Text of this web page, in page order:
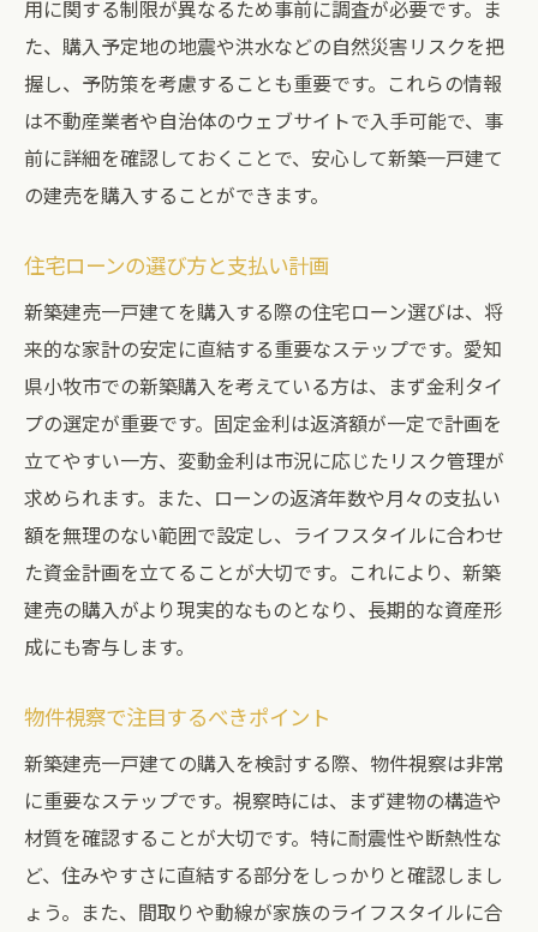
用に関する制限が異なるため事前に調査が必要です。ま
た、購入予定地の地震や洪水などの自然災害リスクを把
握し、予防策を考慮することも重要です。これらの情報
は不動産業者や自治体のウェブサイトで入手可能で、事
前に詳細を確認しておくことで、安心して新築一戸建て
の建売を購入することができます。
住宅ローンの選び方と支払い計画
新築建売一戸建てを購入する際の住宅ローン選びは、将
来的な家計の安定に直結する重要なステップです。愛知
県小牧市での新築購入を考えている方は、まず金利タイ
プの選定が重要です。固定金利は返済額が一定で計画を
立てやすい一方、変動金利は市況に応じたリスク管理が
求められます。また、ローンの返済年数や月々の支払い
額を無理のない範囲で設定し、ライフスタイルに合わせ
た資金計画を立てることが大切です。これにより、新築
建売の購入がより現実的なものとなり、長期的な資産形
成にも寄与します。
物件視察で注目するべきポイント
新築建売一戸建ての購入を検討する際、物件視察は非常
に重要なステップです。視察時には、まず建物の構造や
材質を確認することが大切です。特に耐震性や断熱性な
ど、住みやすさに直結する部分をしっかりと確認しまし
ょう。また、間取りや動線が家族のライフスタイルに合